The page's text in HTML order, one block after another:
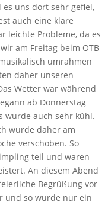
uns dort sehr gefiel,
auch eine klare
leichte Probleme, da es
am Freitag beim ÖTB
umrahmen
daher unseren
Wetter war während
ab Donnerstag
wurde auch sehr kühl.
wurde daher am
verschoben. So
teil und waren
An diesem Abend
Begrüßung vor
und so wurde nur ein